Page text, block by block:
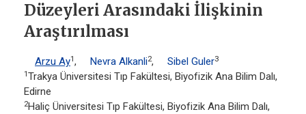
Düzeyleri Arasındaki İlişkinin
Araştırılması
Arzu Ay1, Nevra Alkanli2, Sibel Guler3
1Trakya Üniversitesi Tıp Fakültesi, Biyofizik Ana Bilim Dalı,
Edirne
2Haliç Üniversitesi Tıp Fakültesi, Biyofizik Ana Bilim Dalı,